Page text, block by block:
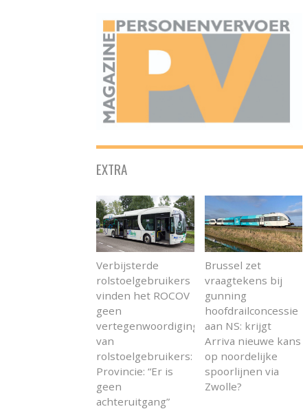
EXTRA
Verbijsterde
rolstoelgebruikers
vinden het ROCOV
geen
vertegenwoordiging
van
rolstoelgebruikers:
Provincie: “Er is
geen
achteruitgang”
Brussel zet
vraagtekens bij
gunning
hoofdrailconcessie
aan NS: krijgt
Arriva nieuwe kans
op noordelijke
spoorlijnen via
Zwolle?